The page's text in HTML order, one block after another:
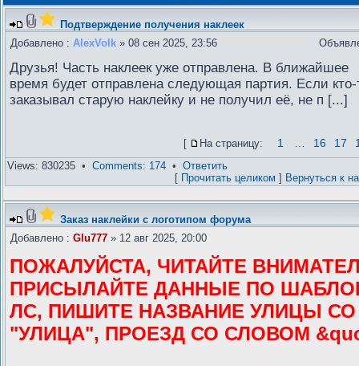
Подтверждение получения наклеек
Добавлено : AlexVolk » 08 сен 2025, 23:56
Друзья! Часть наклеек уже отправлена. В ближайшее
время будет отправлена следующая партия. Если кто-
заказывал старую наклейку и не получил её, не п [...]
[ На страницу: 1 16 17
Views: 830235 • Comments: 174 • Ответить
[ Прочитать целиком ] Вернуться к
Заказ наклейки с логотипом форума
Добавлено : Glu777 » 12 авг 2025, 20:00
ПОЖАЛУЙСТА, ЧИТАЙТЕ
ПРИСЫЛАЙТЕ ДАННЫЕ ПО
ЛС, ПИШИТЕ НАЗВАНИЕ УЛИЦЫ
"УЛИЦА", ПРОЕЗД СО СЛОВОМ